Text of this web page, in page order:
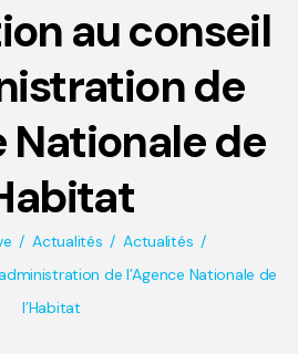
au conseil
de
Nationale de
Actualités
Actualités
de l’Agence Nationale de
l’Habitat